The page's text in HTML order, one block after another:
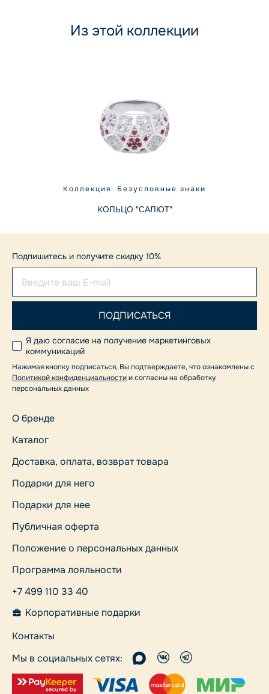
Из этой коллекции
Коллекция: Безусловные знаки
КОЛЬЦО "САЛЮТ"
О бренде
Каталог
Доставка, оплата, возврат товара
Подарки для него
Подарки для нее
Публичная оферта
Положение о персональных данных
Программа лояльности
+7 499 110 33 40
Корпоративные подарки
Контакты
Мы в социальных сетях:
Подпишитесь и получите скидку 10%
Я даю согласие на получение маркетинговых
коммуникаций
Нажимая кнопку подписаться, Вы подтверждаете, что ознакомлены с
Политикой конфиденциальностии согласны на обработку
персональных данных